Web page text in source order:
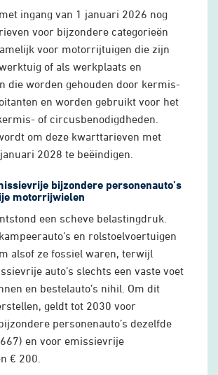
ingang van 1 januari 2026 nog
voor bijzondere categorieën
voor motorrijtuigen die zijn
of als werkplaats en
die worden gehouden door kermis-
en worden gebruikt voor het
of circusbenodigdheden.
om deze kwarttarieven met
2028 te beëindigen.
bijzondere personenauto’s
motorrijwielen
een scheve belastingdruk.
en rolstoelvoertuigen
alsof ze fossiel waren, terwijl
auto’s slechts een vaste voet
en bestelauto’s nihil. Om dit
geldt tot 2030 voor
personenauto’s dezelfde
en voor emissievrije
€ 200.